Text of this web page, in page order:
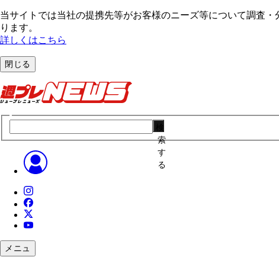
当サイトでは当社の提携先等がお客様のニーズ等について調査
ります。
詳しくはこちら
閉じる
索
す
る
メニュ